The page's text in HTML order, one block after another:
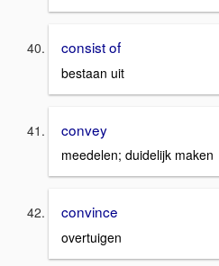
consist of
bestaan uit
convey
meedelen; duidelijk maken
convince
overtuigen